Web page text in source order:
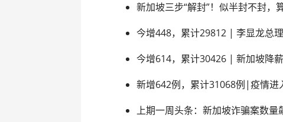
新加坡三步“解封”！似半封不封，
今增448，累计29812 | 李显龙总
今增614，累计30426 | 新加坡降
新增642例，累计31068例|疫情进
上期一周头条：新加坡诈骗案数